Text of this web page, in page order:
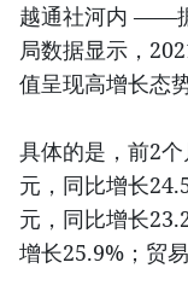
越通社河内 ——
局数据显示，
值呈现高增长态势
具体的是，前2
元，同比增长
元，同比增长
增长25.9%；贸